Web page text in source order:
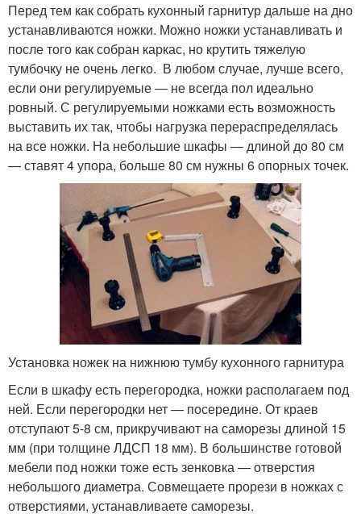
Перед тем как собрать кухонный гарнитур дальше на дно
устанавливаются ножки. Можно ножки устанавливать и
после того как собран каркас, но крутить тяжелую
тумбочку не очень легко. В любом случае, лучше всего,
если они регулируемые — не всегда пол идеально
ровный. С регулируемыми ножками есть возможность
выставить их так, чтобы нагрузка перераспределялась
на все ножки. На небольшие шкафы — длиной до 80 см
— ставят 4 упора, больше 80 см нужны 6 опорных точек.
Установка ножек на нижнюю тумбу кухонного гарнитура
Если в шкафу есть перегородка, ножки располагаем под
ней. Если перегородки нет — посередине. От краев
отступают 5-8 см, прикручивают на саморезы длиной 15
мм (при толщине ЛДСП 18 мм). В большинстве готовой
мебели под ножки тоже есть зенковка — отверстия
небольшого диаметра. Совмещаете прорези в ножках с
отверстиями, устанавливаете саморезы.